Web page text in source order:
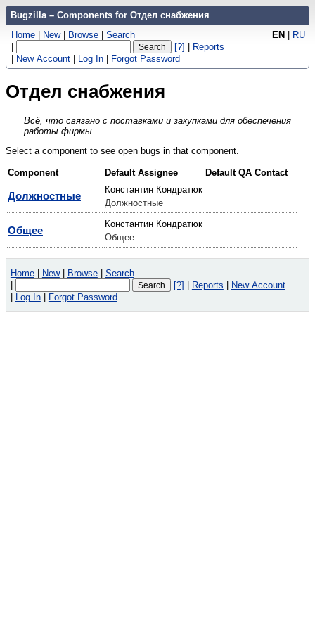
Bugzilla – Components for Отдел снабжения
EN | RU
Home | New | Browse | Search
|
[?] | Reports
| New Account | Log In | Forgot Password
Отдел снабжения
Всё, что связано с поставками и закупками для обеспечения
работы фирмы.
Select a component to see open bugs in that component.
Component Default Assignee Default QA Contact
Должностные
Константин Кондратюк
Должностные
Общее
Константин Кондратюк
Общее
Home New Browse
Search
[?] Reports
New Account
Log In Forgot Password